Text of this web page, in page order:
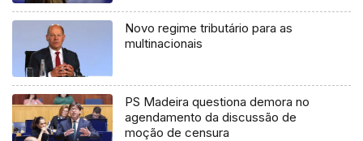
Novo regime tributário para as
multinacionais
PS Madeira questiona demora no
agendamento da discussão de
moção de censura